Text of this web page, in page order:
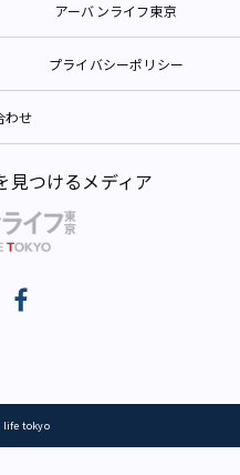
アーバンライフ東京
プライバシーポリシー
わせ
見つけるメディア
life tokyo